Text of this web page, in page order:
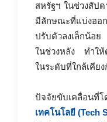
สหรัฐฯ ในช่วงสัป
มีลักษณะที่แบ่งออ
ปรับตัวลงเล็กน้อ
ในช่วงหลัง ทำให้
ในระดับที่ใกล้เคีย
ปัจจัยขับเคลื่อนที่
เทคโนโลยี (Tech